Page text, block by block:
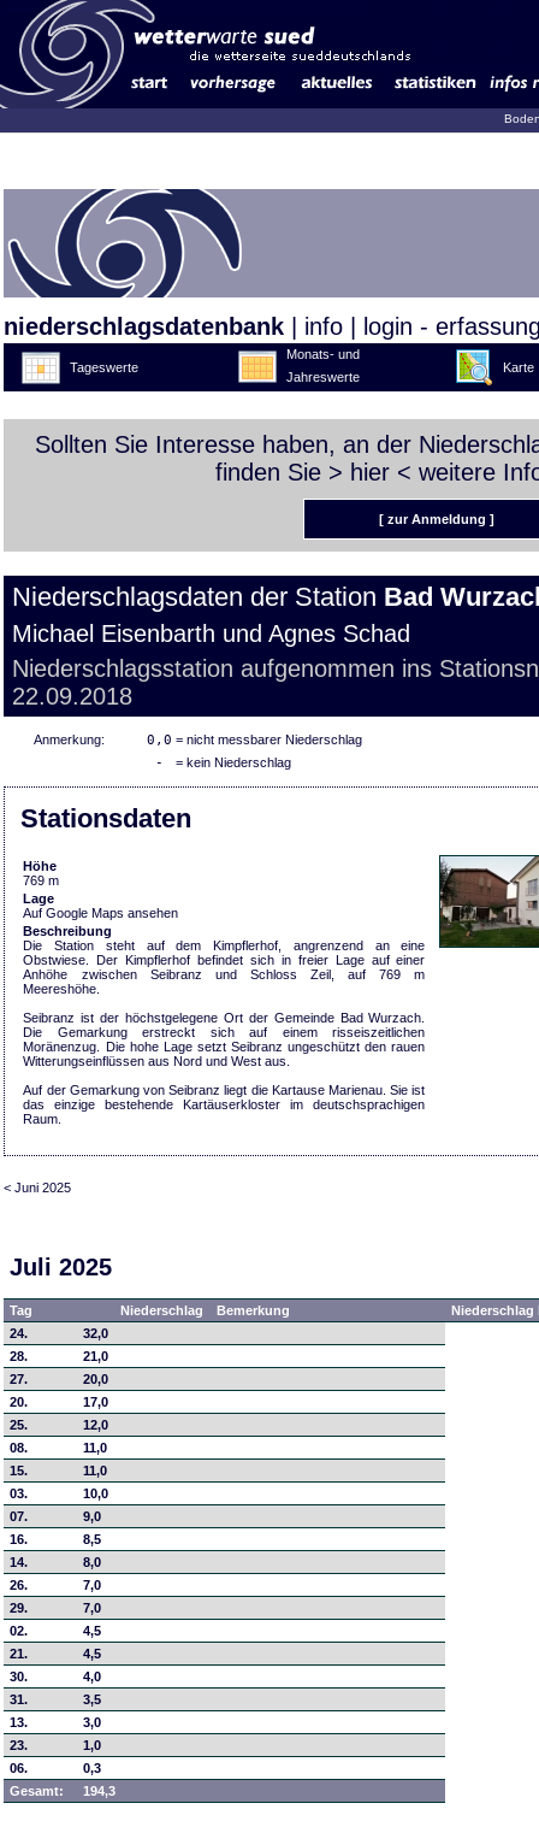
niederschlagsdatenbank info login -
Tageswerte
Monats- und
Jahreswerte
Karte
Sollten Sie Interesse haben, an der
finden Sie > hier < weitere
[ zur Anmeldung ]
Niederschlagsdaten der Station Bad
Michael Eisenbarth und Agnes Schad
Niederschlagsstation aufgenommen ins
22.09.2018
Anmerkung: 0,0 = nicht messbarer Niederschlag
- = kein Niederschlag
Stationsdaten
Höhe
769 m
Lage
Auf Google Maps ansehen
Beschreibung
Die Station steht auf dem Kimpflerhof, angrenzend an eine
Obstwiese. Der Kimpflerhof befindet sich in freier Lage auf einer
Anhöhe zwischen Seibranz und Schloss Zeil, auf 769 m
Meereshöhe.
Seibranz ist der höchstgelegene Ort der Gemeinde Bad Wurzach.
Die Gemarkung erstreckt sich auf einem risseiszeitlichen
Moränenzug. Die hohe Lage setzt Seibranz ungeschützt den rauen
Witterungseinflüssen aus Nord und West aus.
Auf der Gemarkung von Seibranz liegt die Kartause Marienau. Sie ist
das einzige bestehende Kartäuserkloster im deutschsprachigen
Raum.
< Juni 2025
Juli 2025
Tag Niederschlag Bemerkung
24.
32,0
28.
21,0
27.
20,0
20.
17,0
25.
12,0
08.
11,0
15.
11,0
03.
10,0
07.
9,0
16.
8,5
14.
8,0
26.
7,0
29.
7,0
02.
4,5
21.
4,5
30.
4,0
31.
3,5
13.
3,0
23.
1,0
06.
0,3
Gesamt:
194,3